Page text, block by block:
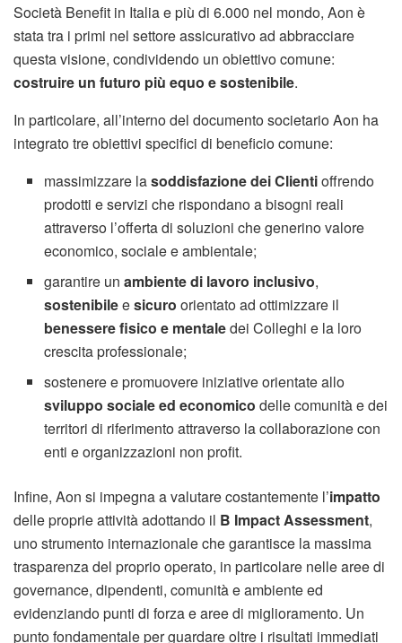
Società Benefit in Italia e più di 6.000 nel mondo, Aon è
stata tra i primi nel settore assicurativo ad abbracciare
questa visione, condividendo un obiettivo comune:
costruire un futuro più equo e sostenibile.
In particolare, all’interno del documento societario Aon ha
integrato tre obiettivi specifici di beneficio comune:
massimizzare lasoddisfazione dei Clientioffrendo
prodotti e servizi che rispondano a bisogni reali
attraverso l’offerta di soluzioni che generino valore
economico, sociale e ambientale;
garantire unambiente di lavoro inclusivo,
sostenibileesicuro orientato ad ottimizzare il
benessere fisico e mentaledei Colleghi e la loro
crescita professionale;
sostenere e promuovere iniziative orientate allo
sviluppo sociale ed economico delle comunità e dei
territori di riferimento attraverso la collaborazione con
enti e organizzazioni non profit.
Infine, Aon si impegna a valutare costantemente l’impatto
delle proprie attività adottando il B Impact Assessment,
uno strumento internazionale che garantisce la massima
trasparenza del proprio operato, in particolare nelle aree di
governance, dipendenti, comunità e ambiente ed
evidenziando punti di forza e aree di miglioramento. Un
punto fondamentale per guardare oltre i risultati immediati